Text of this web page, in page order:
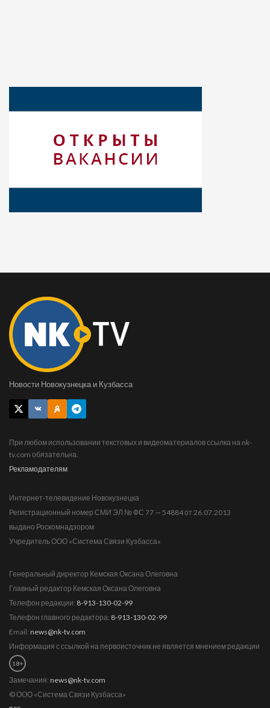
Новости Новокузнецка и Кузбасса
При любом использовании текстовых и видеоматериалов ссылка на nk-
tv.com обязательна.
Рекламодателям
Интернет-телевидение Новокузнецка
Регистрационный номер СМИ ЭЛ № ФС 77 — 54884 от 26.07.2013
выдано Роскомнадзором
Учредитель ООО «Система Связи Кузбасса»
Генеральный директор Кемская Оксана Олеговна
Главный редактор Кемская Оксана Олеговна
Телефон редакции: 8-913-130-02-99
Телефон главного редактора: 8-913-130-02-99
Email: news@nk-tv.com
Информация с ссылкой на первоисточник не является мнением редакции
18+
Замечания: news@nk-tv.com
© ООО «Система Связи Кузбасса»